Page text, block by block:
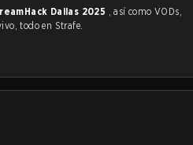
Dallas 2025 , así como VODs,
todo en Strafe.